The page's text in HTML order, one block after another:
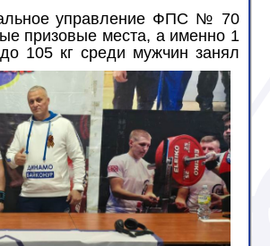
управление ФПС № 70
призовые места, а именно 1
105 кг среди мужчин занял